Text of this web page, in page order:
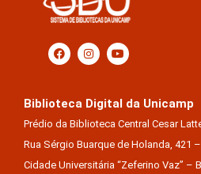
Biblioteca Digital da Unicamp
Prédio da Biblioteca Central Cesar
Rua Sérgio Buarque de Holanda, 421
Cidade Universitária “Zeferino Vaz” –